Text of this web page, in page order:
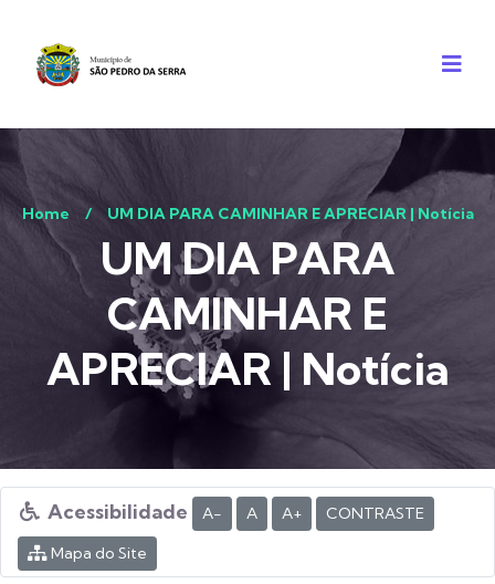
Home / UM DIA PARA CAMINHAR E APRECIAR | Notícia
UM DIA PARA
CAMINHAR E
APRECIAR | Notícia
Acessibilidade A- A A+
CONTRASTE
Mapa do Site